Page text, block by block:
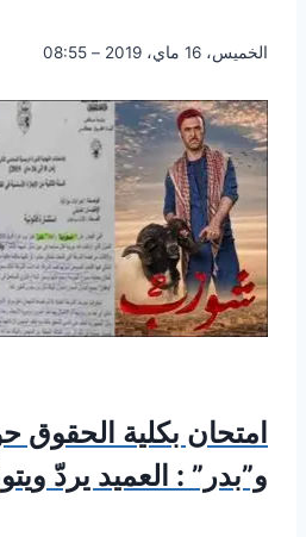
الخميس، 16 ماي، 2019 – 08:55
امتحان بكلية
و”بدر” : العميد يردّ